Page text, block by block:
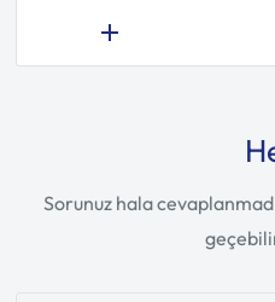
Sorunuz hala